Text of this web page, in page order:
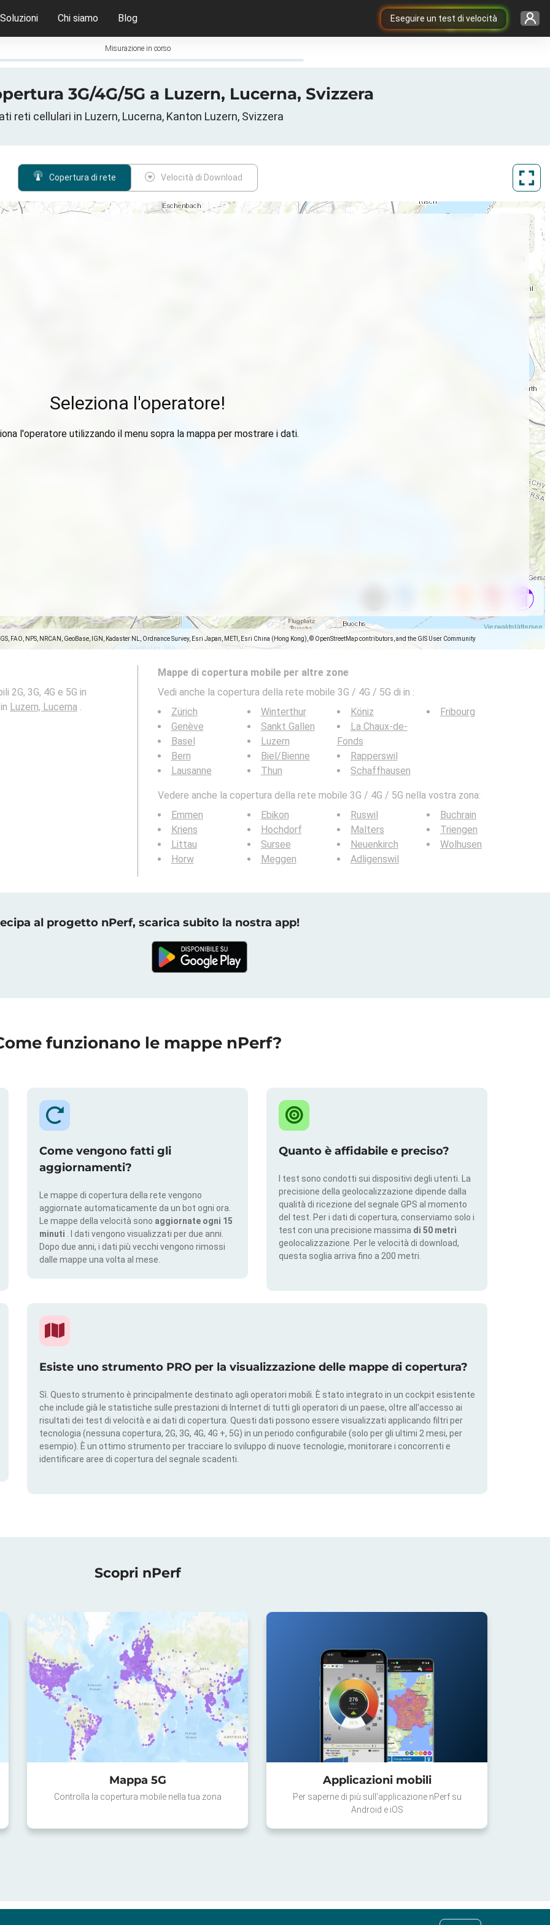
Eseguire un test di velocità
Soluzioni Chi siamo Blog
Misurazione in corso
3G/4G/5G a Luzern, Lucerna, Svizzera
reti cellulari in Luzern, Lucerna, Kanton Luzern, Svizzera
Copertura di rete Velocità di Download
FAO, NPS, NRCAN, GeoBase, IGN, Kadaster NL, Ordnance Survey, Esri Japan, METI, Esri China (Hong Kong), © OpenStreetMap contributors, and the GIS User Community
Seleziona l'operatore!
l'operatore utilizzando il menu sopra la mappa per mostrare i dati.
2G, 3G, 4G e 5G in
Luzern, Lucerna .
Mappe di copertura mobile per altre zone
Vedi anche la copertura della rete mobile 3G / 4G / 5G di in :
Zürich
Genève
Basel
Bern
Lausanne
Winterthur
Sankt Gallen
Luzern
Biel/Bienne
Thun
Köniz
La Chaux-de-
Fonds
Rapperswil
Schaffhausen
Fribourg
Vedere anche la copertura della rete mobile 3G / 4G / 5G nella vostra zona:
Emmen
Kriens
Littau
Horw
Ebikon
Hochdorf
Sursee
Meggen
Ruswil
Malters
Neuenkirch
Adligenswil
Buchrain
Triengen
Wolhusen
al progetto nPerf, scarica subito la nostra app!
funzionano le mappe nPerf?
Come vengono fatti gli
aggiornamenti?
Le mappe di copertura della rete vengono
aggiornate automaticamente da un bot ogni ora.
Le mappe della velocità sono aggiornate ogni 15
minuti
. I dati vengono visualizzati per due anni.
Dopo due anni, i dati più vecchi vengono rimossi
dalle mappe una volta al mese.
Quanto è affidabile e preciso?
I test sono condotti sui dispositivi degli utenti. La
precisione della geolocalizzazione dipende dalla
qualità di ricezione del segnale GPS al momento
del test. Per i dati di copertura, conserviamo solo i
test con una precisione massima di 50 metri
geolocalizzazione. Per le velocità di download,
questa soglia arriva fino a 200 metri.
Esiste uno strumento PRO per la visualizzazione delle mappe di copertura?
Sì. Questo strumento è principalmente destinato agli operatori mobili. È stato integrato in un cockpit esistente
che include già le statistiche sulle prestazioni di Internet di tutti gli operatori di un paese, oltre all'accesso ai
risultati dei test di velocità e ai dati di copertura. Questi dati possono essere visualizzati applicando filtri per
tecnologia (nessuna copertura, 2G, 3G, 4G, 4G +, 5G) in un periodo configurabile (solo per gli ultimi 2 mesi, per
esempio). È un ottimo strumento per tracciare lo sviluppo di nuove tecnologie, monitorare i concorrenti e
identificare aree di copertura del segnale scadenti.
Scopri nPerf
Mappa 5G
Controlla la copertura mobile nella tua zona
Applicazioni mobili
Per saperne di più sull'applicazione nPerf su
Android e iOS